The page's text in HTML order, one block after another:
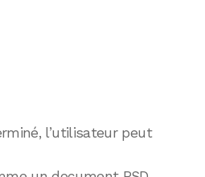
l’utilisateur peut